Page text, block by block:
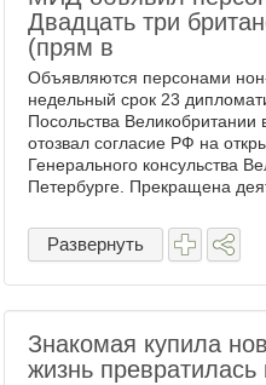
Двадцать три
(прям в
Объявляются персонами
недельный срок 23
Посольства
отозвал согласие РФ на
Генерального консульства
Петербурге. Прекращена
Развернуть
Знакомая купила
жизнь превратилась